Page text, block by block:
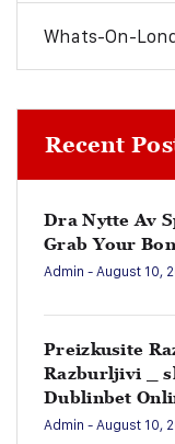
Whats-On-
Recent
Dra Nytte Av
Grab Your
Admin - August 10,
Preizkusite
Razburljivi _
Dublinbet
Admin - August 10,